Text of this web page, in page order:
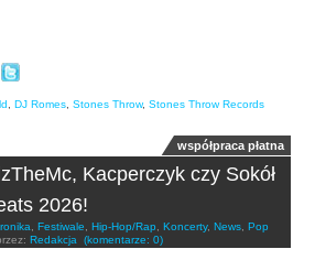
, DJ Romes, Stones Throw, Stones Throw Records
współpraca płatna
Kacperczyk czy Sokół
2026!
, Festiwale, Hip-Hop/Rap, Koncerty, News, Pop
Redakcja (komentarze: 0)